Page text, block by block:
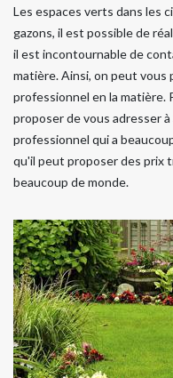
Les espaces verts dans les
gazons, il est possible de
il est incontournable de
matière. Ainsi, on peut vous
professionnel en la matière.
proposer de vous adresser
professionnel qui a
qu'il peut proposer des prix
beaucoup de monde.